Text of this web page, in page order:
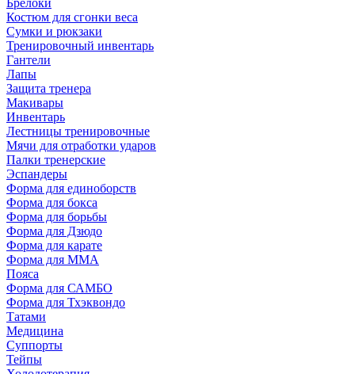
Брелоки
Костюм для сгонки веса
Сумки и рюкзаки
Тренировочный инвентарь
Гантели
Лапы
Защита тренера
Макивары
Инвентарь
Лестницы тренировочные
Мячи для отработки ударов
Палки тренерские
Эспандеры
Форма для единоборств
Форма для бокса
Форма для борьбы
Форма для Дзюдо
Форма для карате
Форма для MMA
Пояса
Форма для САМБО
Форма для Тхэквондо
Татами
Медицина
Суппорты
Тейпы